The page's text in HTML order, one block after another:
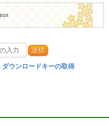
送信
ダウンロードキーの取得